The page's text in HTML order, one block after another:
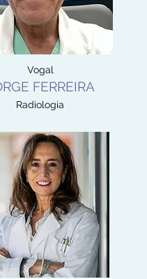
Vogal
FERREIRA
Radiologia